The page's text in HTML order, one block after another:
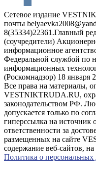
Сетевое издание
почты
8(35334)22361.Главный
(соучредители)
информационное
Федеральной службой по
информационных
(Роскомнадзор) 18
Все права на материалы,
VESTNIKTRUDA.RU,
законодательством РФ.
допускается только по
гиперссылка на источник
ответственности за
размещенных на сайте
содержание веб-сайтов,
Политика о